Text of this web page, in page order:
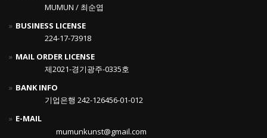
MUMUN / 최순엽
BUSINESS LICENSE
224-17-73918
MAIL ORDER LICENSE
제2021-경기광주-0335호
BANK INFO
기업은행 242-126456-01-012
E-MAIL
mumunkunst@gmail.com